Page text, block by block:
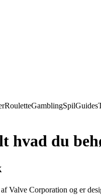
RouletteGamblingSpilGuides
hvad du
Valve Corporation og er